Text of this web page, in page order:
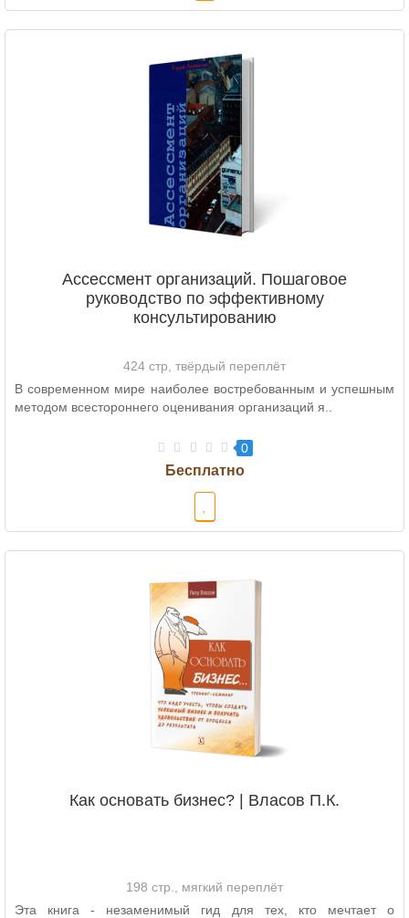
Ассессмент организаций. Пошаговое
руководство по эффективному
консультированию
424 стр, твёрдый переплёт
В современном мире наиболее востребованным и успешным
методом всестороннего оценивания организаций я..
0
Как основать бизнес? | Власов П.К.
198 стр., мягкий переплёт
Эта книга - незаменимый гид для тех, кто мечтает о